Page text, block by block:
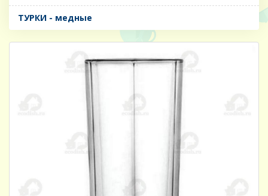
ТУРКИ - медные